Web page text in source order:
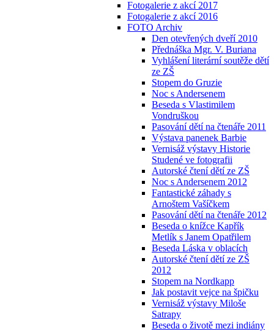
Fotogalerie z akcí 2017
Fotogalerie z akcí 2016
FOTO Archiv
Den otevřených dveří 2010
Přednáška Mgr. V. Buriana
Vyhlášení literární soutěže dětí
ze ZŠ
Stopem do Gruzie
Noc s Andersenem
Beseda s Vlastimilem
Vondruškou
Pasování dětí na čtenáře 2011
Výstava panenek Barbie
Vernisáž výstavy Historie
Studené ve fotografii
Autorské čtení dětí ze ZŠ
Noc s Andersenem 2012
Fantastické záhady s
Arnoštem Vašíčkem
Pasování dětí na čtenáře 2012
Beseda o knížce Kapřík
Metlík s Janem Opatřilem
Beseda Láska v oblacích
Autorské čtení dětí ze ZŠ
2012
Stopem na Nordkapp
Jak postavit vejce na špičku
Vernisáž výstavy Miloše
Satrapy
Beseda o životě mezi indiány